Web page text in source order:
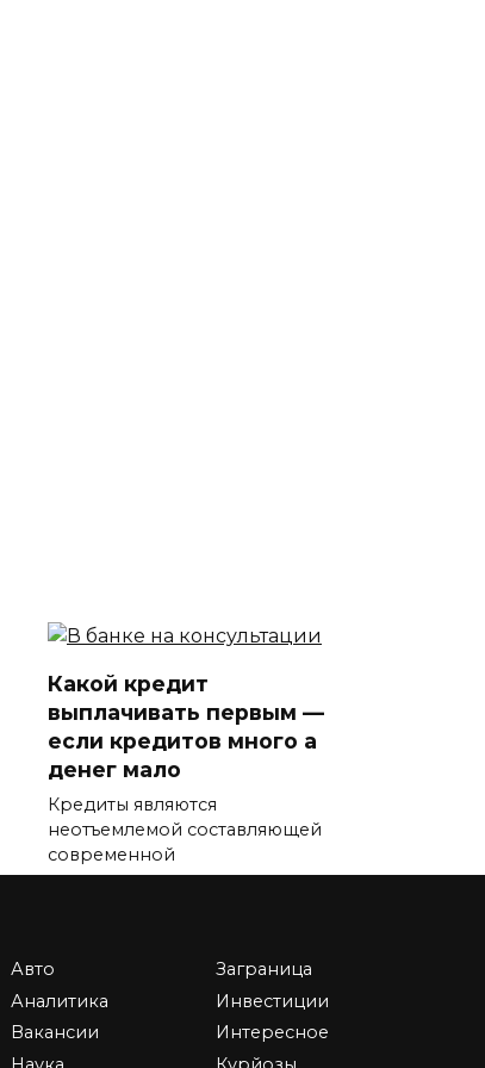
Какой кредит
выплачивать первым —
если кредитов много а
денег мало
Кредиты являются
неотъемлемой составляющей
современной
учителя физкультуры в
Авто
Аналитика
Вакансии
Заграница
Инвестиции
Интересное